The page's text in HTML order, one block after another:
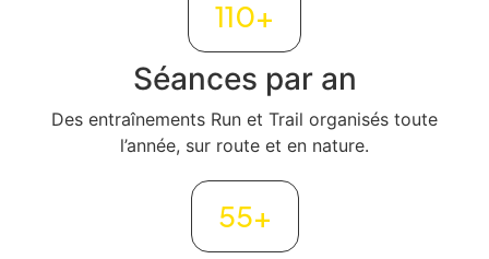
110+
Séances par an
Des entraînements Run et Trail organisés toute
l’année, sur route et en nature.
55+